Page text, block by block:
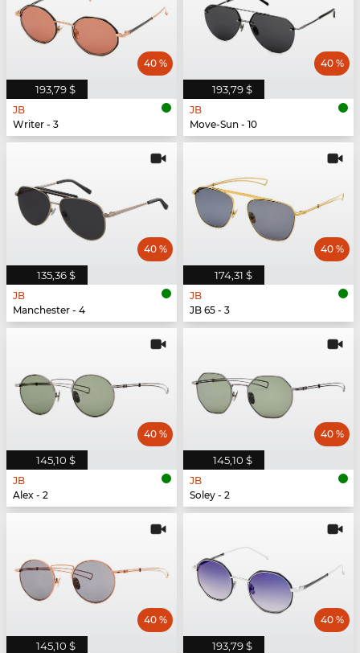
193,79 $
40 %
JB
Writer - 3
193,79 $
40 %
JB
Move-Sun - 10
135,36 $
40 %
JB
Manchester - 4
174,31 $
40 %
JB
JB 65 - 3
145,10 $
40 %
JB
Alex - 2
145,10 $
40 %
JB
Soley - 2
145,10 $
40 %
193,79 $
40 %